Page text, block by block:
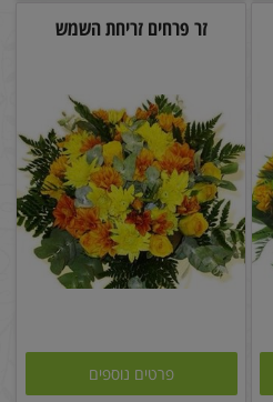
זר פרחים זריחת השמש
פרטים נוספים